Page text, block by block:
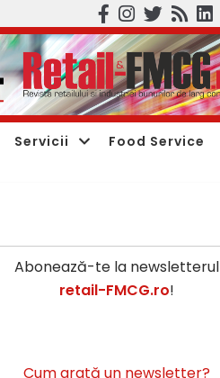
Servicii
Food Service
Abonează-te la newsletterul
retail-FMCG.ro!
Cum arată un newsletter?